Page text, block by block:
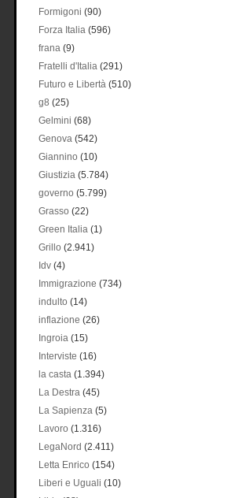
Formigoni (90)
Forza Italia (596)
frana (9)
Fratelli d'Italia (291)
Futuro e Libertà (510)
g8 (25)
Gelmini (68)
Genova (542)
Giannino (10)
Giustizia (5.784)
governo (5.799)
Grasso (22)
Green Italia (1)
Grillo (2.941)
Idv (4)
Immigrazione (734)
indulto (14)
inflazione (26)
Ingroia (15)
Interviste (16)
la casta (1.394)
La Destra (45)
La Sapienza (5)
Lavoro (1.316)
LegaNord (2.411)
Letta Enrico (154)
Liberi e Uguali (10)